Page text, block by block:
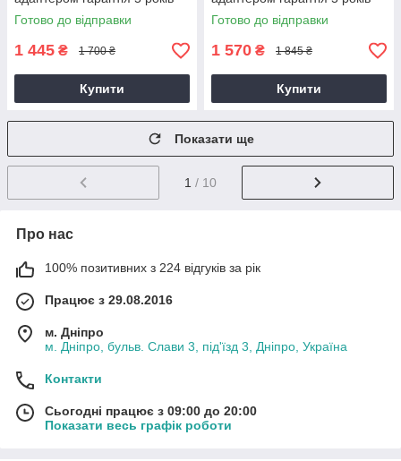
Готово до відправки
1 445 ₴ 1 700 ₴
Купити
Готово до відправки
1 570 ₴ 1 845 ₴
Купити
Показати ще
1 / 10
Про нас
100% позитивних з 224 відгуків за рік
Працює з 29.08.2016
м. Дніпро
м. Дніпро, бульв. Слави 3, під'їзд 3, Дніпро, Україна
Контакти
Сьогодні працює з 09:00 до 20:00
Показати весь графік роботи